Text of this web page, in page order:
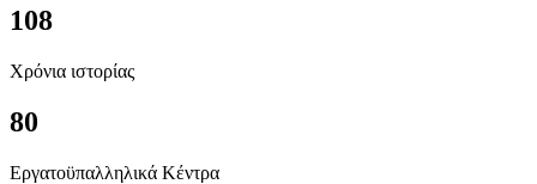
108
Χρόνια ιστορίας
80
Εργατοϋπαλληλικά Κέντρα